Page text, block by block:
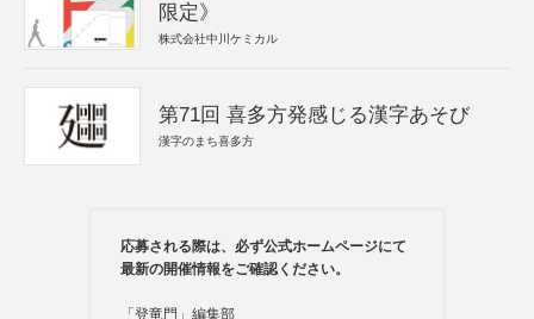
限定》
株式会社中川ケミカル
第71回 喜多方発感じる漢字あそび
漢字のまち喜多方
応募される際は、必ず公式ホームページにて
最新の開催情報をご確認ください。
「登竜門」編集部